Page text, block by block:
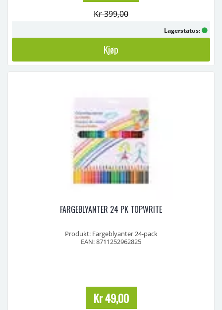
Kr 399,00
Lagerstatus:
Kjøp
FARGEBLYANTER 24 PK TOPWRITE
Produkt: Fargeblyanter 24-pack
EAN: 8711252962825
Alder: 3+
Kort beskrivelse:
Kr 49,00